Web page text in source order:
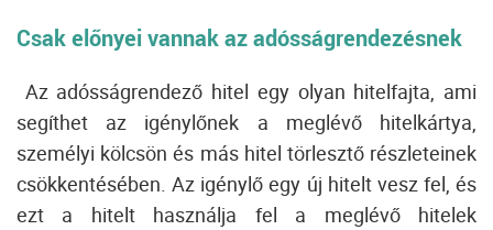
Csak előnyei vannak az adósságrendezésnek
Az adósságrendező hitel egy olyan hitelfajta, ami
segíthet az igénylőnek a meglévő hitelkártya,
személyi kölcsön és más hitel törlesztő részleteinek
csökkentésében.Az igénylő egy új hitelt vesz fel, és
ezt a hitelt használja fel a meglévő hitelek